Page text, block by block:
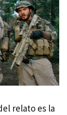
relato es la